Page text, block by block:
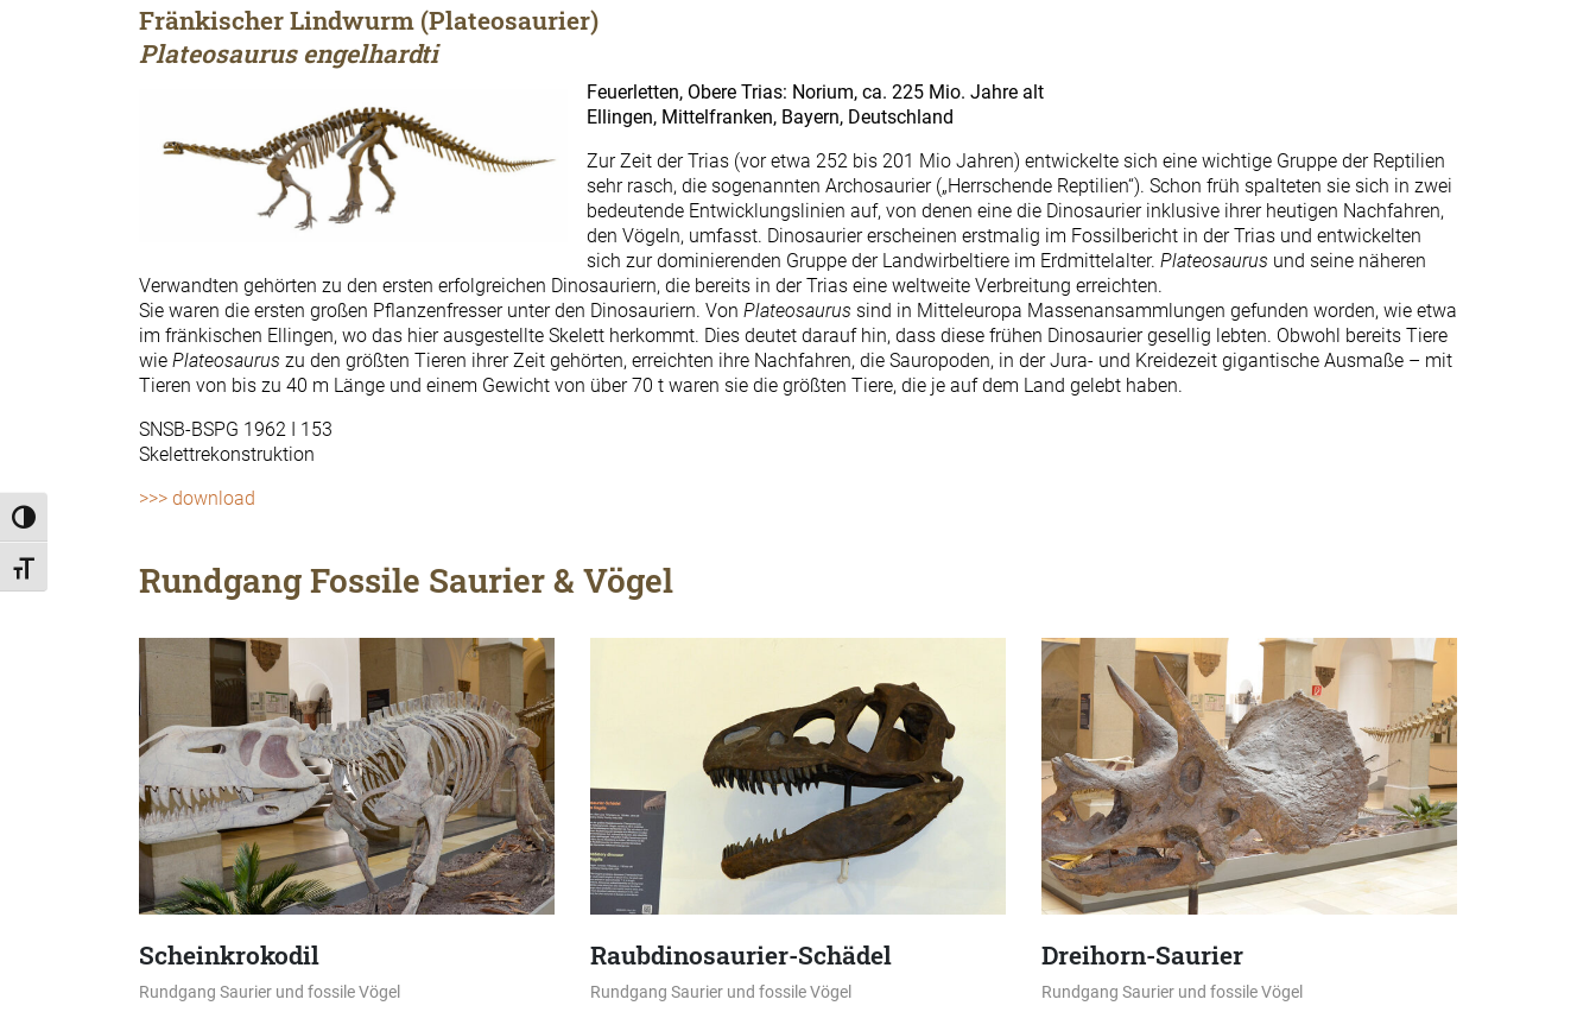
Umschalten auf hohe Kontraste
Schrift vergrößern
Fränkischer Lindwurm (Plateosaurier)
Plateosaurus engelhardti
Feuerletten, Obere Trias: Norium, ca. 225 Mio. Jahre alt
Ellingen, Mittelfranken, Bayern, Deutschland
Zur Zeit der Trias (vor etwa 252 bis 201 Mio Jahren) entwickelte sich eine wichtige Gruppe der Reptilien
sehr rasch, die sogenannten Archosaurier („Herrschende Reptilien“). Schon früh spalteten sie sich in zwei
bedeutende Entwicklungslinien auf, von denen eine die Dinosaurier inklusive ihrer heutigen Nachfahren,
den Vögeln, umfasst. Dinosaurier erscheinen erstmalig im Fossilbericht in der Trias und entwickelten
sich zur dominierenden Gruppe der Landwirbeltiere im Erdmittelalter. Plateosaurus und seine näheren
Verwandten gehörten zu den ersten erfolgreichen Dinosauriern, die bereits in der Trias eine weltweite Verbreitung erreichten.
Sie waren die ersten großen Pflanzenfresser unter den Dinosauriern. Von Plateosaurus sind in Mitteleuropa Massenansammlungen gefunden worden, wie etwa
im fränkischen Ellingen, wo das hier ausgestellte Skelett herkommt. Dies deutet darauf hin, dass diese frühen Dinosaurier gesellig lebten. Obwohl bereits Tiere
wie Plateosaurus zu den größten Tieren ihrer Zeit gehörten, erreichten ihre Nachfahren, die Sauropoden, in der Jura- und Kreidezeit gigantische Ausmaße – mit
Tieren von bis zu 40 m Länge und einem Gewicht von über 70 t waren sie die größten Tiere, die je auf dem Land gelebt haben.
SNSB-BSPG 1962 I 153
Skelettrekonstruktion
>>> download
Rundgang Fossile Saurier & Vögel
Scheinkrokodil
Rundgang Saurier und fossile Vögel
Raubdinosaurier-Schädel
Rundgang Saurier und fossile Vögel
Dreihorn-Saurier
Rundgang Saurier und fossile Vögel